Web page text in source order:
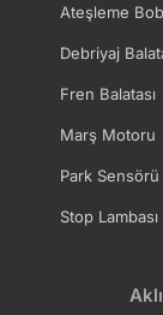
Ateşleme
Debriyaj
Fren Balatası
Marş Motoru
Park Sensörü
Stop Lambası